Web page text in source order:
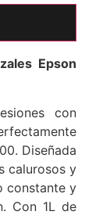
Epson
con
Diseñada
calurosos y
constante y
Con 1L de